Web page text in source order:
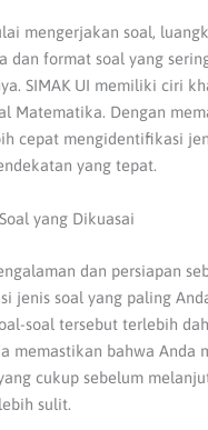
mengerjakan soal,
dan format soal yang
SIMAK UI memiliki ciri
Matematika. Dengan
cepat mengidentifikasi
yang tepat.
yang Dikuasai
dan persiapan
jenis soal yang paling
soal tersebut terlebih
memastikan bahwa Anda
cukup sebelum
sulit.